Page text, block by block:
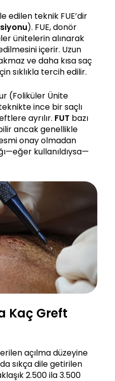
edilen teknik FUE’dir
). FUE, donör
ünitelerin alınarak
içerir. Uzun
ve daha kısa saç
sıklıkla tercih edilir.
(Foliküler Ünite
ince bir saçlı
ayrılır. FUT bazı
ancak genellikle
onay olmadan
kullanıldıysa—
Kaç Greft
açılma düzeyine
sıkça dile getirilen
2.500 ila 3.500